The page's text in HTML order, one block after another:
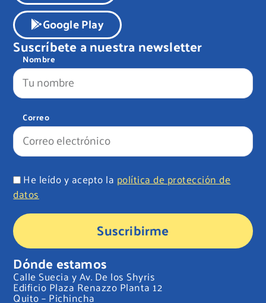
Google Play
Suscríbete a nuestra newsletter
Nombre
Correo
He leído y acepto la política de protección de
datos
Suscribirme
Dónde estamos
Calle Suecia y Av. De los Shyris
Edificio Plaza Renazzo Planta 12
Quito – Pichincha